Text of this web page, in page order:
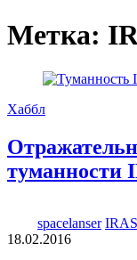
Метка:
Хаббл
туманности
spacelanser
18.02.2016